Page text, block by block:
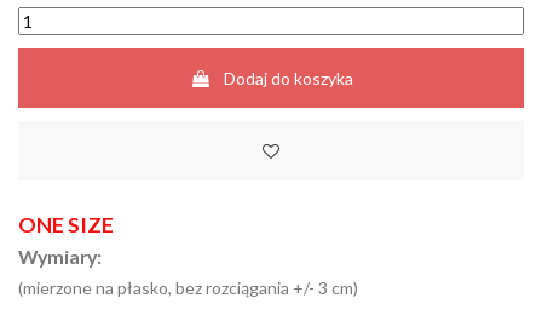
Dodaj do koszyka
ONE SIZE
Wymiary:
(mierzone na płasko, bez rozciągania +/- 3 cm)